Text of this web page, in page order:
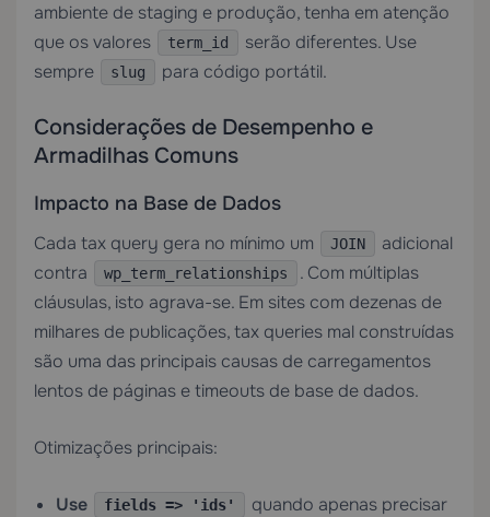
ambiente de staging e produção, tenha em atenção
que os valores
term_id
serão diferentes. Use
sempre
slug para código portátil.
Considerações de Desempenho e
Armadilhas Comuns
Impacto na Base de Dados
Cada tax query gera no mínimo um JOIN
adicional
contra
wp_term_relationships
. Com múltiplas
cláusulas, isto agrava-se. Em sites com dezenas de
milhares de publicações, tax queries mal construídas
são uma das principais causas de carregamentos
lentos de páginas e timeouts de base de dados.
Otimizações principais:
Use fields => 'ids'
quando apenas precisar